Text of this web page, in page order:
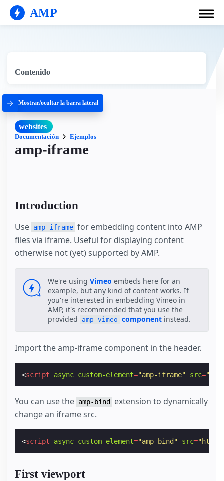
AMP
Contenido
Mostrar/ocultar la barra lateral
websites
Documentación Ejemplos
amp-iframe
Introduction
Use amp-iframe for embedding content into AMP
files via iframe. Useful for displaying content
otherwise not (yet) supported by AMP.
We're using Vimeo embeds here for an
example, but any kind of content works. If
you're interested in embedding Vimeo in
AMP, it's recommended that you use the
provided
amp-vimeo component instead.
Import the amp-iframe component in the header.
<script async custom-element="amp-iframe" src=
You can use the amp-bind
extension to dynamically
change an iframe src.
<script async custom-element="amp-bind" src=
First viewport